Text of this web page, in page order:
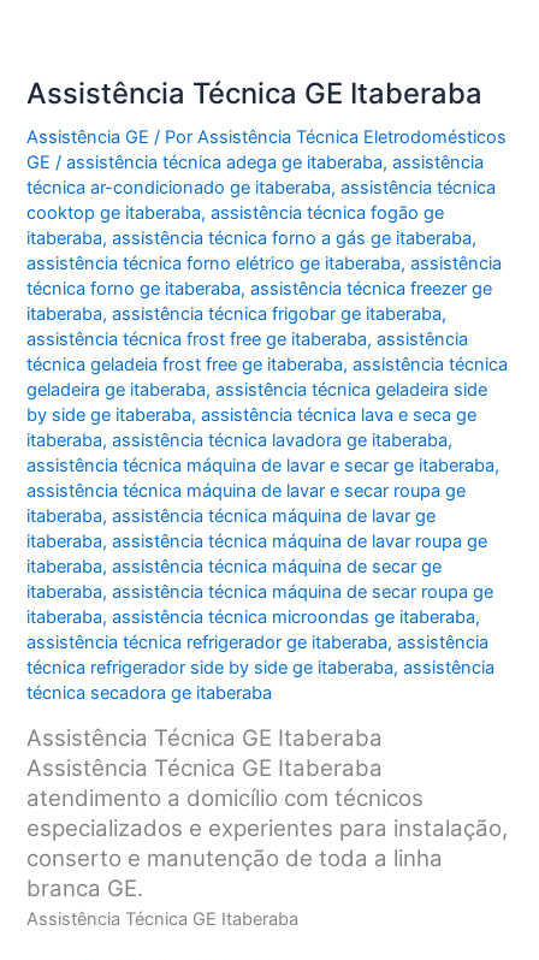
Assistência Técnica GE Itaberaba
Assistência GE / PorAssistência Técnica Eletrodomésticos
GE/assistência técnica adega ge itaberaba,assistência
técnica ar-condicionado ge itaberaba,assistência técnica
cooktop ge itaberaba,assistência técnica fogão ge
itaberaba,assistência técnica forno a gás ge itaberaba,
assistência técnica forno elétrico ge itaberaba,assistência
técnica forno ge itaberaba,assistência técnica freezer ge
itaberaba,assistência técnica frigobar ge itaberaba,
assistência técnica frost free ge itaberaba,assistência
técnica geladeia frost free ge itaberaba,assistência técnica
geladeira ge itaberaba,assistência técnica geladeira side
by side ge itaberaba,assistência técnica lava e seca ge
itaberaba,assistência técnica lavadora ge itaberaba,
assistência técnica máquina de lavar e secar ge itaberaba,
assistência técnica máquina de lavar e secar roupa ge
itaberaba,assistência técnica máquina de lavar ge
itaberaba,assistência técnica máquina de lavar roupa ge
itaberaba,assistência técnica máquina de secar ge
itaberaba,assistência técnica máquina de secar roupa ge
itaberaba,assistência técnica microondas ge itaberaba,
assistência técnica refrigerador ge itaberaba,assistência
técnica refrigerador side by side ge itaberaba,assistência
técnica secadora ge itaberaba
Assistência Técnica GE Itaberaba
Assistência Técnica GE Itaberaba
atendimento a domicílio com técnicos
especializados e experientes para instalação,
conserto e manutenção de toda a linha
branca GE.
Assistência Técnica GE Itaberaba